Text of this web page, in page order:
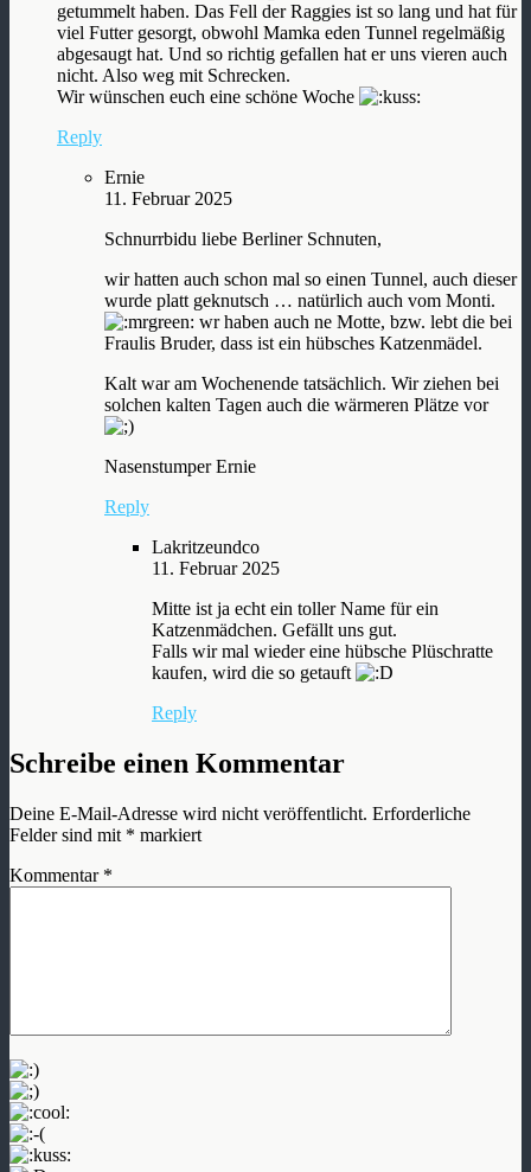
getummelt haben. Das Fell der Raggies ist so lang und hat für
viel Futter gesorgt, obwohl Mamka eden Tunnel regelmäßig
abgesaugt hat. Und so richtig gefallen hat er uns vieren auch
nicht. Also weg mit Schrecken.
Wir wünschen euch eine schöne Woche
Reply
Ernie
11. Februar 2025
Schnurrbidu liebe Berliner Schnuten,
wir hatten auch schon mal so einen Tunnel, auch dieser
wurde platt geknutsch … natürlich auch vom Monti.
wr haben auch ne Motte, bzw. lebt die bei
Fraulis Bruder, dass ist ein hübsches Katzenmädel.
Kalt war am Wochenende tatsächlich. Wir ziehen bei
solchen kalten Tagen auch die wärmeren Plätze vor
Nasenstumper Ernie
Reply
Lakritzeundco
11. Februar 2025
Mitte ist ja echt ein toller Name für ein
Katzenmädchen. Gefällt uns gut.
Falls wir mal wieder eine hübsche Plüschratte
kaufen, wird die so getauft
Reply
Schreibe einen Kommentar
Deine E-Mail-Adresse wird nicht veröffentlicht. Erforderliche
Felder sind mit * markiert
Kommentar *